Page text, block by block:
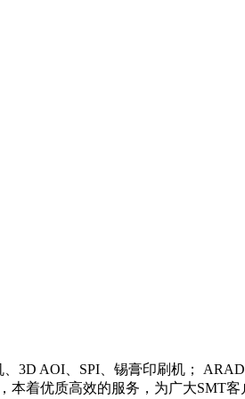
3D AOI、SPI、锡膏印刷机；
本着优质高效的服务，为广大SMT